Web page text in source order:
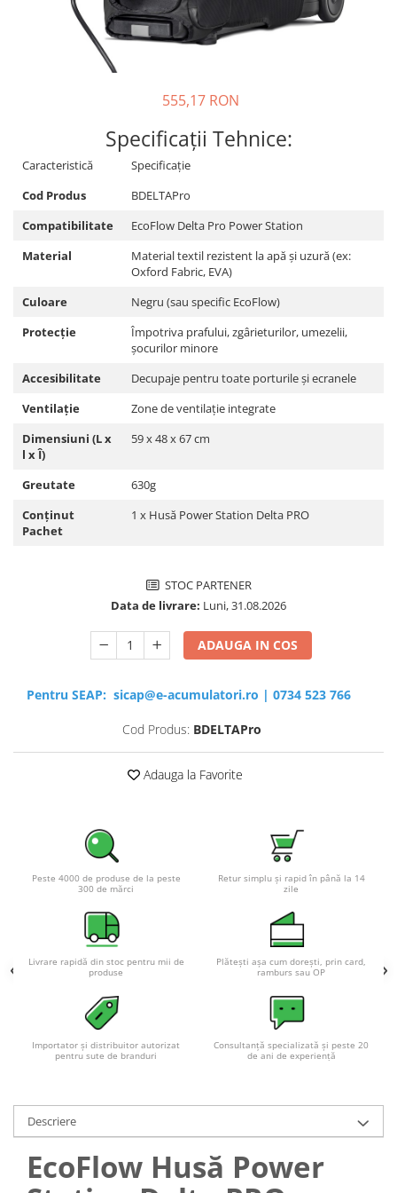
Sisteme de management (BMS)
Redresoare, incarcatoare si testere
555,17 RON
Specificații Tehnice:
Caracteristică
Specificație
Cod Produs
BDELTAPro
Compatibilitate
EcoFlow Delta Pro Power Station
Material
Material textil rezistent la apă și uzură (ex:
Oxford Fabric, EVA)
Culoare
Negru (sau specific EcoFlow)
Protecție
Împotriva prafului, zgârieturilor, umezelii,
șocurilor minore
Accesibilitate
Decupaje pentru toate porturile și ecranele
Ventilație
Zone de ventilație integrate
Dimensiuni (L x
l x Î)
59 x 48 x 67 cm
Greutate
630g
Conținut
Pachet
1 x Husă Power Station Delta PRO
STOC PARTENER
Data de livrare: Luni, 31.08.2026
ADAUGA IN COS
Pentru SEAP: sicap@e-acumulatori.ro | 0734 523 766
Cod Produs: BDELTAPro
Adauga la Favorite
Peste 4000 de produse de la peste
300 de mărci
Retur simplu și rapid în până la 14
zile
Livrare rapidă din stoc pentru mii de
produse
Plătești așa cum dorești, prin card,
ramburs sau OP
Importator și distribuitor autorizat
pentru sute de branduri
Consultanță specializată și peste 20
de ani de experiență
Descriere
EcoFlow Husă Power